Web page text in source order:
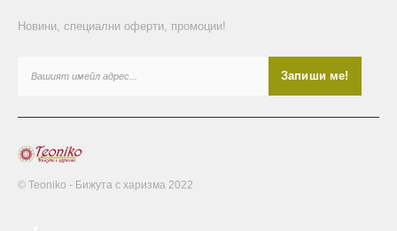
Новини, специални оферти, промоции!
© Teoniko - Бижута с харизма 2022